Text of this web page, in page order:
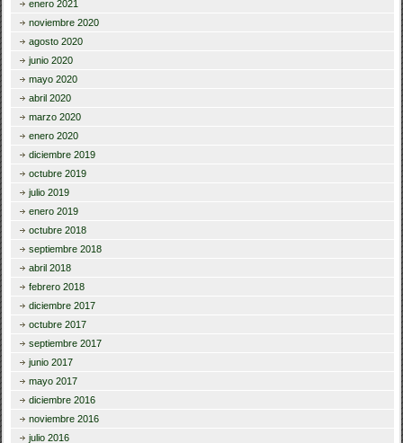
enero 2021
noviembre 2020
agosto 2020
junio 2020
mayo 2020
abril 2020
marzo 2020
enero 2020
diciembre 2019
octubre 2019
julio 2019
enero 2019
octubre 2018
septiembre 2018
abril 2018
febrero 2018
diciembre 2017
octubre 2017
septiembre 2017
junio 2017
mayo 2017
diciembre 2016
noviembre 2016
julio 2016